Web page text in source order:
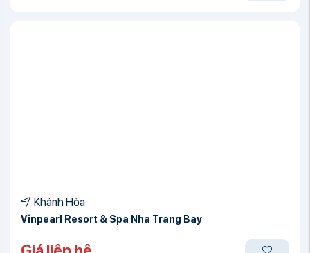
Khánh Hòa
Vinpearl Resort & Spa Nha Trang Bay